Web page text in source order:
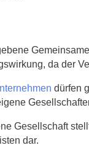
da der
dürfen
Gesellschaft
dar.